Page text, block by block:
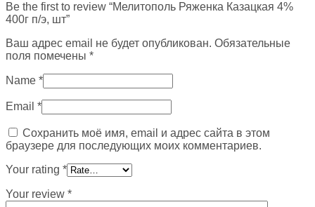
Be the first to review “Мелитополь Ряженка Казацкая 4%
400г п/э, шт”
Ваш адрес email не будет опубликован. Обязательные
поля помечены *
Name *
Email *
Сохранить моё имя, email и адрес сайта в этом
браузере для последующих моих комментариев.
Your rating *
Your review *